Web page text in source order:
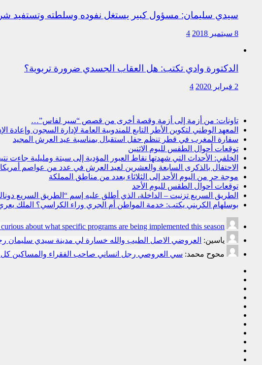
سيدي سليمان: مسؤول كبير يستغل نفوده وسلطته وتستفيد
8 سبتمبر 2018 4
الدكتورة وادي تكتب: هل العقاب الجسدي ضرورة تربوية؟
2 فبراير 2020 4
تاونات: من أزمة إلى أزمة وقصة أخرى من قصص “سير لفاس”…
المعهد الوطني لتكوين الأطر التابع للمندوبية العامة لإدارة السجون
سفارة المغرب في قطر تنظم حفل استقبال بمناسبة عيد العرش المجيد
توقعات أحوال الطقس لليوم الاثنين
الخلفي: الأحداث التي شهدتها نقاط العبور المؤدية إلى سبتة ومليلية
الاحتفال بالذكرى السابعة والعشرين لعيد العرش في عدد من عواصم
موجة حر من اليوم الأحد إلى الثلاثاء بعدد من مناطق المملكة
توقعات أحوال الطقس لليوم الأحد
الطريق السريع تزنيت – الداخلة، الذي أطلق عليه إسم “الطريق السريع
بوسلهام الكريني يكتب: خدمة المواطن أم الجري وراء الكراسي؟ الملك يعري
about what specific programs are being implemented this season.
ياسين: العروضي الاصل الطيب والله خسارة لي مدينة سيدي سليمان
محوح محمد: سي العروصي رجل انساني صاحب الفقراء والمساكين